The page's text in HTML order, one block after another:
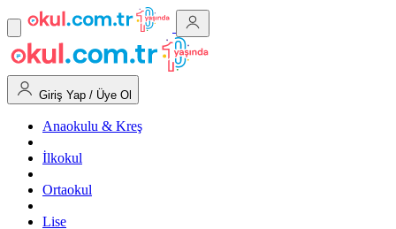
Giriş Yap / Üye Ol
Anaokulu & Kreş
İlkokul
Ortaokul
Lise